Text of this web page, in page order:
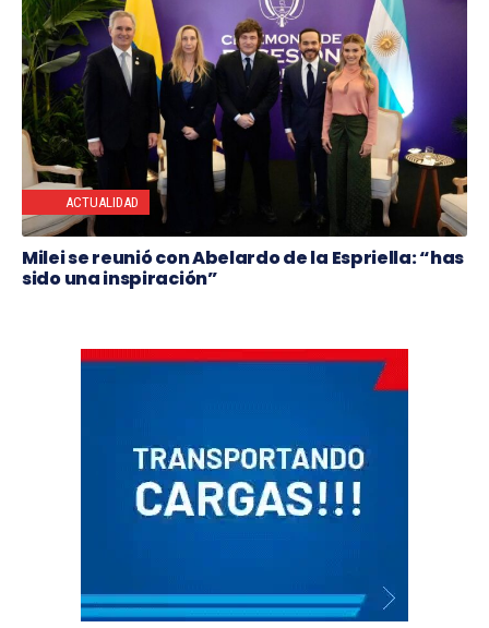
ACTUALIDAD
Milei se reunió con Abelardo de la Espriella: “has
sido una inspiración”